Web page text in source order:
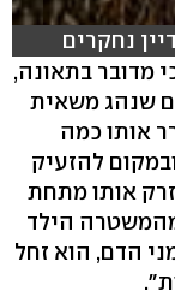
נחקרים
מדובר בתאונה,
שנהג משאית
אותו כמה
להזעיק
אותו מתחת
הילד
הדם, הוא זחל